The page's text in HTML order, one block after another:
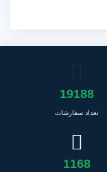
19188
تعداد سفارشات
1168